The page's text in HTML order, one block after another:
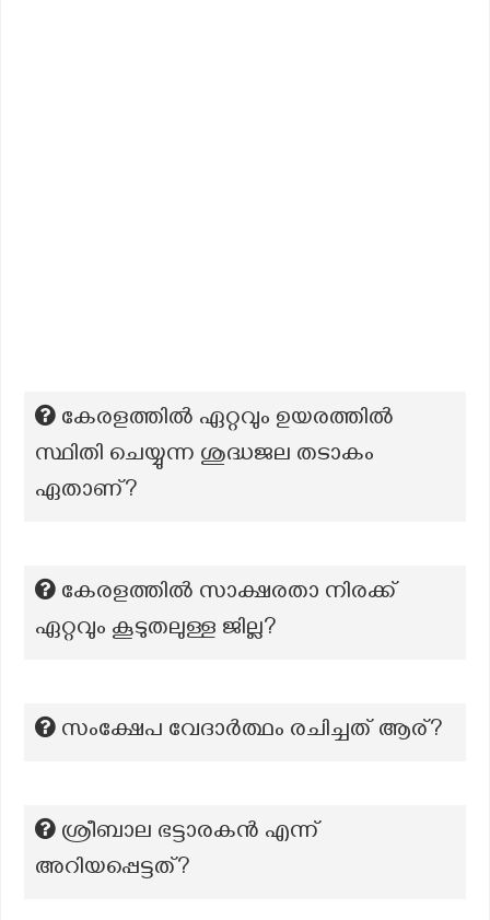
കേരളത്തിൽ ഏറ്റവും ഉയരത്തിൽ
സ്ഥിതി ചെയ്യുന്ന ശുദ്ധജല തടാകം
ഏതാണ്?
കേരളത്തിൽ സാക്ഷരതാ നിരക്ക്
ഏറ്റവും കൂടുതലുള്ള ജില്ല?
സംക്ഷേപ വേദാർത്ഥം രചിച്ചത് ആര്?
ശ്രീബാല ഭട്ടാരകൻ എന്ന്
അറിയപ്പെട്ടത്?